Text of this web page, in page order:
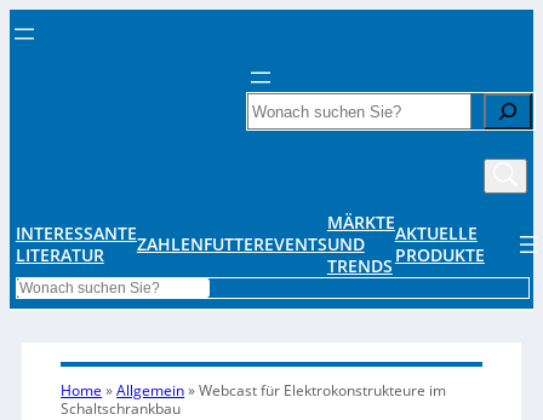
Search
INTERESSANTE
LITERATUR
ZAHLENFUTTEREVENTS
MÄRKTE
UND
TRENDS
AKTUELLE
PRODUKTE
Search
Home »Allgemein»Webcast für Elektrokonstrukteure im
Schaltschrankbau